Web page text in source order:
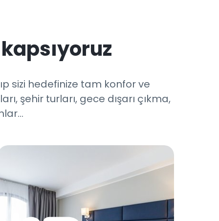
sizi hedefinize tam konfor ve
şehir turları, gece dışarı çıkma,